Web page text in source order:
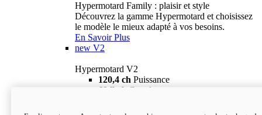
Hypermotard Family : plaisir et style
Découvrez la gamme Hypermotard et choisissez
le modèle le mieux adapté à vos besoins.
En Savoir Plus
new V2
Hypermotard V2
120,4 ch Puissance
69 lb-ft
Couple
18 895 $